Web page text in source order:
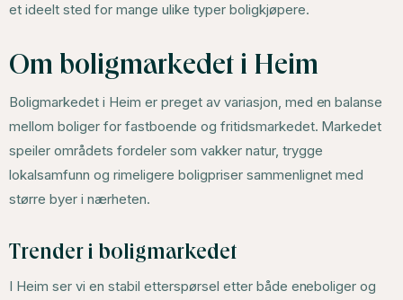
et ideelt sted for mange ulike typer boligkjøpere.
Om boligmarkedet i Heim
Boligmarkedet i Heim er preget av variasjon, med en balanse
mellom boliger for fastboende og fritidsmarkedet. Markedet
speiler områdets fordeler som vakker natur, trygge
lokalsamfunn og rimeligere boligpriser sammenlignet med
større byer i nærheten.
Trender i boligmarkedet
I Heim ser vi en stabil etterspørsel etter både eneboliger og